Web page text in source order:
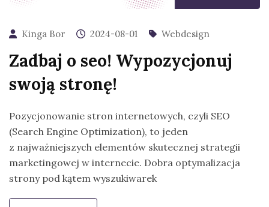
Kinga Bor 2024-08-01 Webdesign
Zadbaj o seo! Wypozycjonuj
swoją stronę!
Pozycjonowanie stron internetowych, czyli SEO
(Search Engine Optimization), to jeden
z najważniejszych elementów skutecznej strategii
marketingowej w internecie. Dobra optymalizacja
strony pod kątem wyszukiwarek